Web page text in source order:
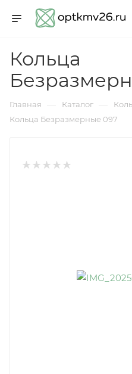
Кольца
Главная — Каталог —
Кольца Безразмерные 097